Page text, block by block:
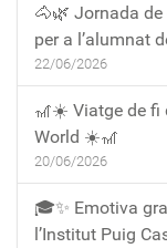
🐴🌿 Jornada
per a l’alumnat
22/06/2026
🎢☀️ Viatge de fi
World ☀️🎢
20/06/2026
🎓✨ Emotiva
l’Institut Puig